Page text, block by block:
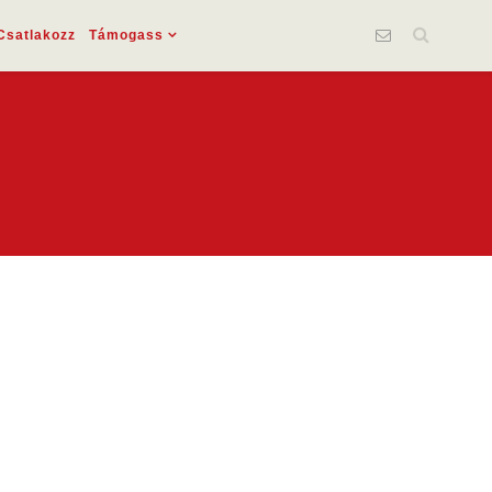
Támogass